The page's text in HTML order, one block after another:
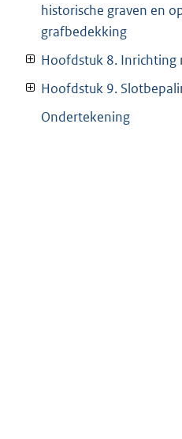
historische graven en
grafbedekking
Hoofdstuk 8. Inrichting
Hoofdstuk 9.
Ondertekening